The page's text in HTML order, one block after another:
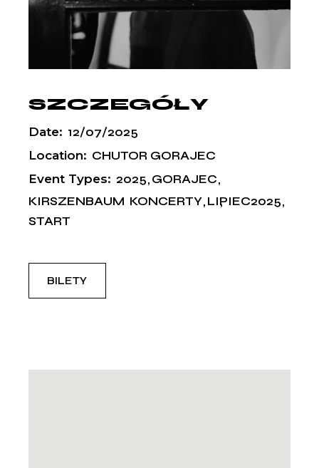
SZCZEGÓŁY
Date: 12/07/2025
Location: CHUTOR GORAJEC
Event Types: 2025 GORAJEC
KIRSZENBAUM KONCERTY LIPIEC2025
START
BILETY